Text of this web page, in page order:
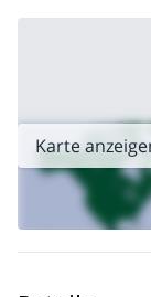
geführte
Zögern Sie
Informationen
zertifizierter
schönsten Orte
Karte